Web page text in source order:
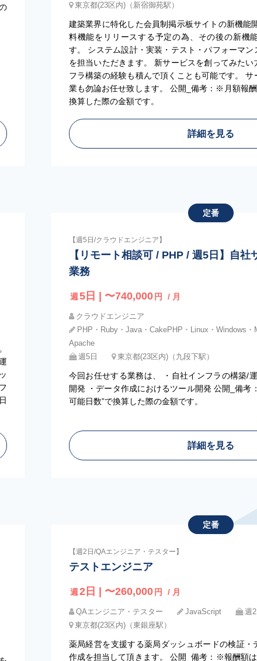
東京都(23区内)（新宿御苑駅）
建築業界に特化した会員制掲示板サイトの新機能
料機能をリリースする予定の為、その後の新機
す。 システム設計・実装・テスト・パフォーマ
を担当いただきます。 新サービスを創ってみた
フラ構築の経験も積んで頂くことも可能です。
業も勿論お任せ致します。 公開_備考：※月額報
換算した際の金額です。
詳細を見る
定番
【週5日/クラウドエンジニア】
【リモート相談可 / PHP / 週5日】自社
業務
週 5日 | 〜740,000 円 / 月
クラウドエンジニア
PHP・Ruby・Java・CakePHP・Linux・Windows・
Apache
週5日
東京都(23区内)（九段下駅）
今回お任せする業務は、 ・自社インフラの構築/
開発 ・データ作成におけるツール開発 公開_備考
可能日数”で換算した際の金額です。
詳細を見る
定番
【週2日/QAエンジニア・テスター】
テストエンジニア
週 2日 | 〜260,000 円 / 月
QAエンジニア・テスター JavaScript
週2
東京都(23区内)（東銀座駅）
薬局経営を支援する薬局ダッシュボードの検証・
作成を担当して頂きます。 公開_備考：※報酬額は